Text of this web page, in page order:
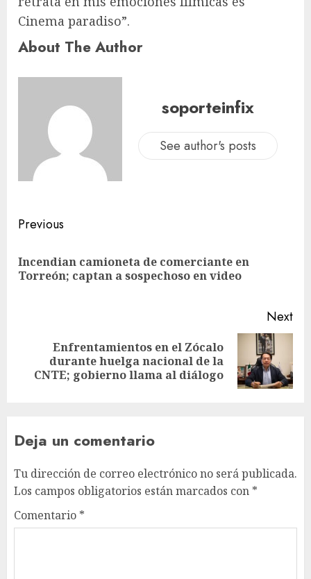
Cinema paradiso”.
About The Author
soporteinfix
See author's posts
Previous
Incendian camioneta de comerciante en
Torreón; captan a sospechoso en video
Next
Enfrentamientos en el Zócalo
durante huelga nacional de la
CNTE; gobierno llama al diálogo
Deja un comentario
Tu dirección de correo electrónico no será publicada.
Los campos obligatorios están marcados con *
Comentario *